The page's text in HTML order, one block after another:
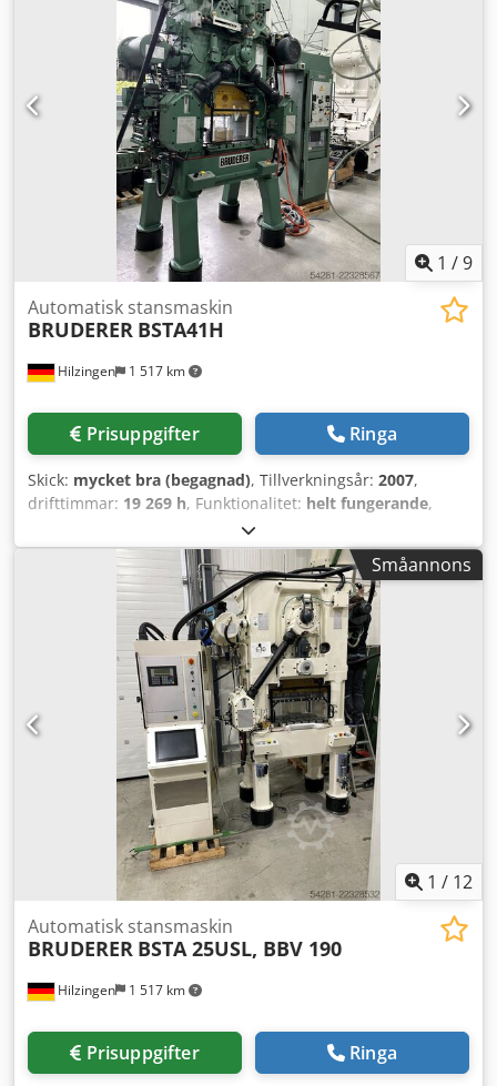
2025. Omedelbart leveransbar. Ytterligare matningstyper i
lager, såsom BBV 190/85, BBV 195/85, BBV 205/120, BBV
320/200 m.fl. Kontakta oss för mer information!
Credpezlqkbefx Ai Tsf
1 /9
Hilzingen 1 517 km
Automatisk stansmaskin
BRUDERER BSTA41H
Prisuppgifter Ringa
Skick: mycket bra (begagnad), Tillverkningsår: 2007,
drifttimmar: 19 269 h, Funktionalitet: helt fungerande,
BSTA 41, med BBV 2x 202/120 + AS120 Crsdpfx Aezlqi Dji
Tef Totalrenoverad av Bruderer Schweiz 2007 CE-
certifiering möjlig Kontakta oss!
Småannons
1 / 12
Hilzingen 1 517 km
Automatisk stansmaskin
BRUDERER BSTA 25USL, BBV 190
Prisuppgifter Ringa